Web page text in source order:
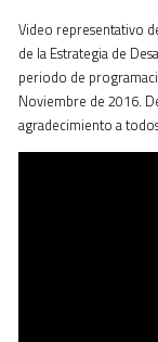
Video representativo
de la Estrategia de
periodo de
Noviembre de 2016.
agradecimiento a